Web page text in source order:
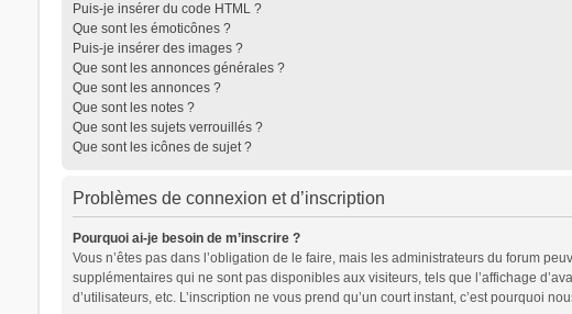
Puis-je insérer du code HTML ?
Que sont les émoticônes ?
Puis-je insérer des images ?
Que sont les annonces générales ?
Que sont les annonces ?
Que sont les notes ?
Que sont les sujets verrouillés ?
Que sont les icônes de sujet ?
Problèmes de connexion et d’inscription
Pourquoi ai-je besoin de m’inscrire ?
Vous n’êtes pas dans l’obligation de le faire, mais les administrateurs du forum
supplémentaires qui ne sont pas disponibles aux visiteurs, tels que l’affichage
d’utilisateurs, etc. L’inscription ne vous prend qu’un court instant, c’est pourquoi